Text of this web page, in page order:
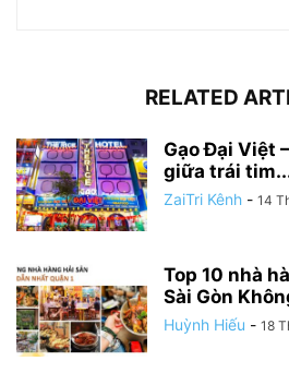
RELATED
Gạo Đại Việt
giữa trái
ZaiTri Kênh - 14
Top 10 nhà
Sài Gòn
Huỳnh Hiếu - 18